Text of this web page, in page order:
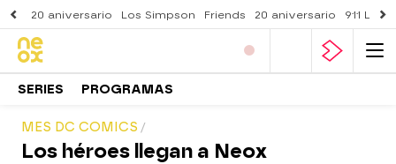
20 aniversario Los Simpson Friends 20 aniversario 911
SERIES PROGRAMAS
MES DC COMICS
Los héroes llegan a Neox